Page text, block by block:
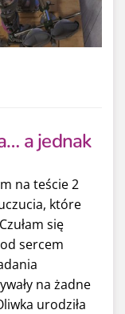
a jednak
na teście 2
które
się
sercem
na żadne
urodziła